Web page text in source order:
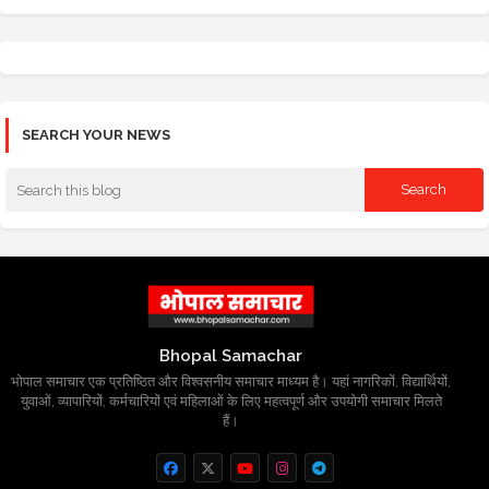
SEARCH YOUR NEWS
Bhopal Samachar
भोपाल समाचार एक प्रतिष्ठित और विश्वसनीय समाचार माध्यम है। यहां नागरिकों, विद्यार्थियों,
युवाओं, व्यापारियों, कर्मचारियों एवं महिलाओं के लिए महत्वपूर्ण और उपयोगी समाचार मिलते
हैं।